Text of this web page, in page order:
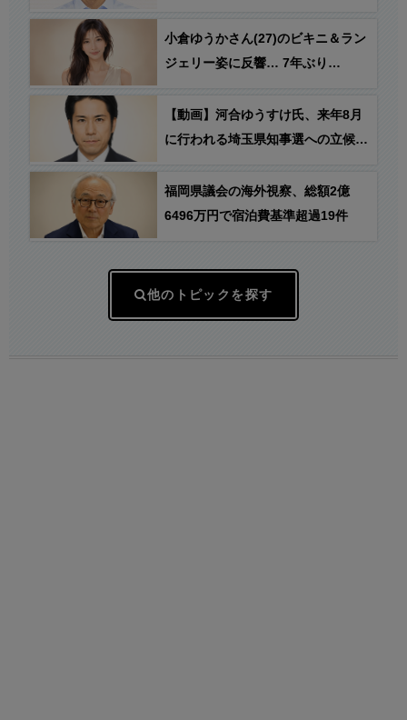
い？』
小倉ゆうかさん(27)のビキニ＆ラン
ジェリー姿に反響… 7年ぶり
【動画】河合ゆうすけ氏、来年8月
に行われる埼玉県知事選への立候補
福岡県議会の海外視察、総額2億
6496万円で宿泊費基準超過19件
他のトピックを探す